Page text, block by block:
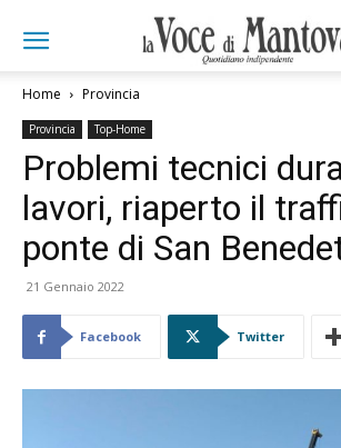
Home Provincia
Provincia Top-Home
Problemi tecnici
lavori, riaperto il
ponte di San
21 Gennaio 2022
Facebook Twitter